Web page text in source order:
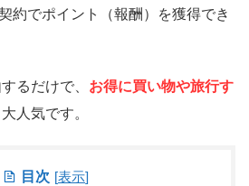
約でポイント（報酬）を獲得でき
るだけで、 お得に買い物や旅行す
大人気です。
目次 [表示]